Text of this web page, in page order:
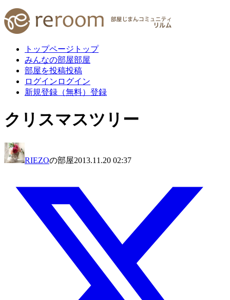
トップページ トップ
みんなの部屋部屋
部屋を投稿投稿
ログイン ログイン
新規登録（無料） 登録
クリスマスツリー
RIEZOの部屋2013.11.20 02:37